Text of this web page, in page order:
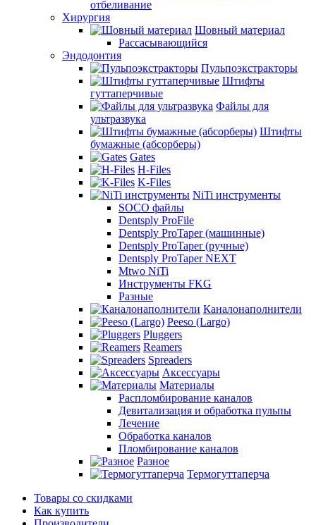
отбеливание
Хирургия
Шовный материал
Рассасывающийся
Эндодонтия
Пульпоэкстракторы
Штифты
гуттаперчивые
Файлы для
ультразвука
Штифты
бумажные (абсорберы)
Gates
H-Files
K-Files
NiTi инструменты
SOCO файлы
Dentsply ProFile
Dentsply ProTaper (машинные)
Dentsply ProTaper (ручные)
Dentsply ProTaper NEXT
Mtwo NiTi
Инструменты FKG
Разные
Каналонаполнители
Peeso (Largo)
Pluggers
Reamers
Spreaders
Аксессуары
Материалы
Распломбирование каналов
Девитализация и обработка пульпы
Лечение
Обработка каналов
Пломбирование каналов
Разное
Термогуттаперча
Товары со скидками
Как купить